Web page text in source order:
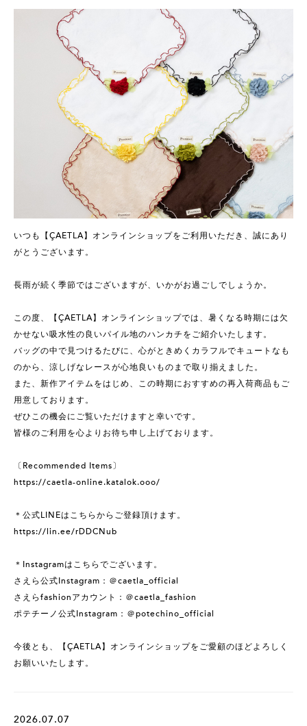
いつも【ÇAETLA】オンラインショップをご利用いただき、誠にあり
がとうございます。
長雨が続く季節ではございますが、いかがお過ごしでしょうか。
この度、【ÇAETLA】オンラインショップでは、暑くなる時期には欠
かせない吸水性の良いパイル地のハンカチをご紹介いたします。
バッグの中で見つけるたびに、心がときめくカラフルでキュートなも
のから、涼しげなレースが心地良いものまで取り揃えました。
また、新作アイテムをはじめ、この時期におすすめの再入荷商品もご
用意しております。
ぜひこの機会にご覧いただけますと幸いです。
皆様のご利用を心よりお待ち申し上げております。
〔Recommended Items〕
https://caetla-online.katalok.ooo/
＊公式LINEはこちらからご登録頂けます。
https://lin.ee/rDDCNub
＊Instagramはこちらでございます。
さえら公式Instagram：＠caetla_official
さえらfashionアカウント：＠caetla_fashion
ポテチーノ公式Instagram：＠potechino_official
今後とも、【ÇAETLA】オンラインショップをご愛顧のほどよろしく
お願いいたします。
2026.07.07